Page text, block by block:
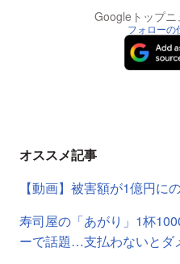
Googleトップ
フォローの
オススメ記事
【動画】被害額が1億円に
寿司屋の「あがり」1杯
ーで話題…支払わないとダ